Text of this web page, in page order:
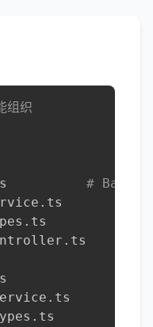
组织
# Barrel